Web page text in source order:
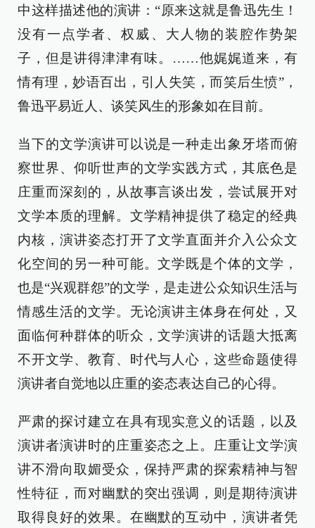
中这样描述他的演讲：“原来这就是鲁迅先生！
没有一点学者、权威、大人物的装腔作势架
子，但是讲得津津有味。……他娓娓道来，有
情有理，妙语百出，引人失笑，而笑后生愤”，
鲁迅平易近人、谈笑风生的形象如在目前。
当下的文学演讲可以说是一种走出象牙塔而俯
察世界、仰听世声的文学实践方式，其底色是
庄重而深刻的，从故事言谈出发，尝试展开对
文学本质的理解。文学精神提供了稳定的经典
内核，演讲姿态打开了文学直面并介入公众文
化空间的另一种可能。文学既是个体的文学，
也是“兴观群怨”的文学，是走进公众知识生活与
情感生活的文学。无论演讲主体身在何处，又
面临何种群体的听众，文学演讲的话题大抵离
不开文学、教育、时代与人心，这些命题使得
演讲者自觉地以庄重的姿态表达自己的心得。
严肃的探讨建立在具有现实意义的话题，以及
演讲者演讲时的庄重姿态之上。庄重让文学演
讲不滑向取媚受众，保持严肃的探索精神与智
性特征，而对幽默的突出强调，则是期待演讲
取得良好的效果。在幽默的互动中，演讲者凭